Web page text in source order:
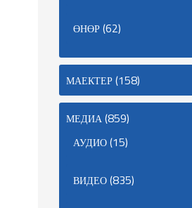
ӨНӨР(62)
МАЕКТЕР(158)
МЕДИА(859)
АУДИО(15)
ВИДЕО(835)